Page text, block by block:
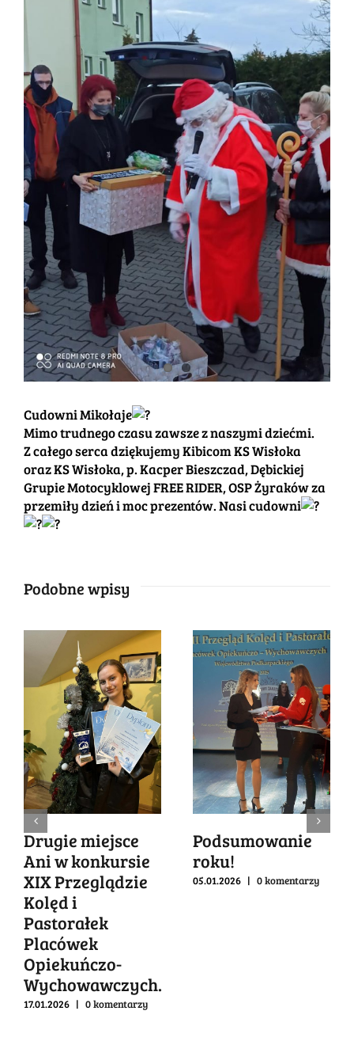
Cudowni Mikołaje
Mimo trudnego czasu zawsze z naszymi dziećmi.
Z całego serca dziękujemy Kibicom KS Wisłoka
oraz KS Wisłoka, p. Kacper Bieszczad, Dębickiej
Grupie Motocyklowej FREE RIDER, OSP Żyraków za
przemiły dzień i moc prezentów. Nasi cudowni
Podobne wpisy
Drugie miejsce
Ani w konkursie
XIX Przeglądzie
Kolęd i
Pastorałek
Placówek
Opiekuńczo-
Wychowawczych.
17.01.2026 | 0 komentarzy
Podsumowanie
roku!
05.01.2026 | 0 komentarzy